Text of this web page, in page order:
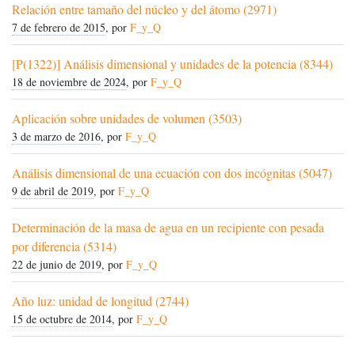
Relación entre tamaño del núcleo y del átomo (2971)
7 de febrero de 2015, por F_y_Q
[P(1322)] Análisis dimensional y unidades de la potencia (8344)
18 de noviembre de 2024, por F_y_Q
Aplicación sobre unidades de volumen (3503)
3 de marzo de 2016, por F_y_Q
Análisis dimensional de una ecuación con dos incógnitas (5047)
9 de abril de 2019, por F_y_Q
Determinación de la masa de agua en un recipiente con pesada
por diferencia (5314)
22 de junio de 2019, por F_y_Q
Año luz: unidad de longitud (2744)
15 de octubre de 2014, por F_y_Q